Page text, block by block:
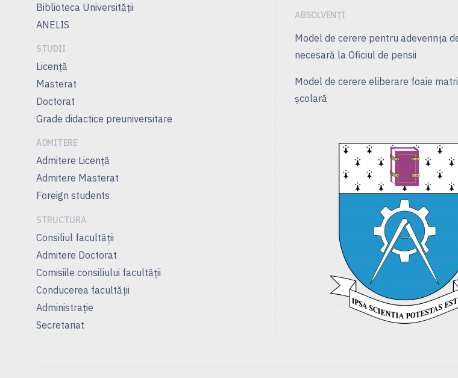
Biblioteca Universității
ANELIS
STUDII
Licență
Masterat
Doctorat
Grade didactice preuniversitare
ADMITERE
Admitere Licenţă
Admitere Masterat
Foreign students
STRUCTURA
Consiliul facultăţii
Admitere Doctorat
Comisiile consiliului facultăţii
Conducerea facultăţii
Administrație
Secretariat
ABSOLVENȚI
Model de cerere pentru adeverința
necesară la Oficiul de pensii
Model de cerere eliberare foaie
școlară